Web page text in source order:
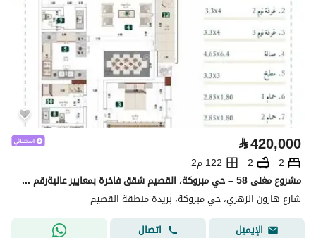
⃁420,000
2
2
122 م2
مشروع مغنى 58 – حي مبروكة، القصيم شقق فاخرة بمعايير عاليةرقم الوحدة 21
شارع هارون الزهري، حي مبروكة، بريدة منطقة القصيم
الإيميل
اتصال